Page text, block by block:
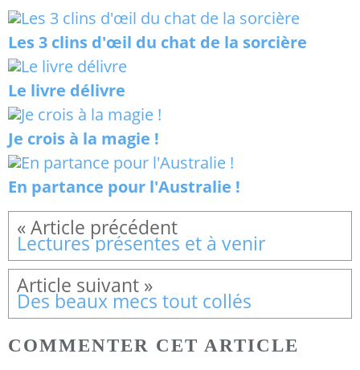
Les 3 clins d'œil du chat de la sorcière
Le livre délivre
Je crois à la magie !
En partance pour l'Australie !
Lectures présentes et à venir
Des beaux mecs tout collés
COMMENTER CET ARTICLE